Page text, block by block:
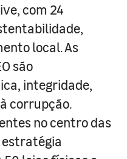
com 24
local. As
são
integridade,
corrupção.
no centro das
estratégia